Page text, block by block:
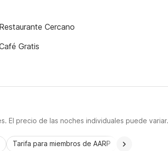
Restaurante Cercano
Gratis
El precio de las noches individuales puede variar.
Tarifa para miembros de AARP